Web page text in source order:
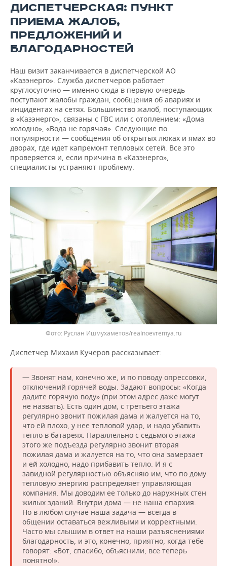
ДИСПЕТЧЕРСКАЯ: ПУНКТ
ПРИЕМА ЖАЛОБ,
ПРЕДЛОЖЕНИЙ И
БЛАГОДАРНОСТЕЙ
Наш визит заканчивается в диспетчерской АО
«Казэнерго». Служба диспетчеров работает
круглосуточно — именно сюда в первую очередь
поступают жалобы граждан, сообщения об авариях и
инцидентах на сетях. Большинство жалоб, поступающих
в «Казэнерго», связаны с ГВС или с отоплением: «Дома
холодно», «Вода не горячая». Следующие по
популярности — сообщения об открытых люках и ямах во
дворах, где идет капремонт тепловых сетей. Все это
проверяется и, если причина в «Казэнерго»,
специалисты устраняют проблему.
Фото: Руслан Ишмухаметов/realnoevremya.ru
Диспетчер Михаил Кучеров рассказывает:
— Звонят нам, конечно же, и по поводу опрессовки,
отключений горячей воды. Задают вопросы: «Когда
дадите горячую воду» (при этом адрес даже могут
не назвать). Есть один дом, с третьего этажа
регулярно звонит пожилая дама и жалуется на то,
что ей плохо, у нее тепловой удар, и надо убавить
тепло в батареях. Параллельно с седьмого этажа
этого же подъезда регулярно звонит вторая
пожилая дама и жалуется на то, что она замерзает
и ей холодно, надо прибавить тепло. И я с
завидной регулярностью объясняю им, что по дому
тепловую энергию распределяет управляющая
компания. Мы доводим ее только до наружных стен
жилых зданий. Внутри дома — не наша епархия.
Но в любом случае наша задача — всегда в
общении оставаться вежливыми и корректными.
Часто мы слышим в ответ на наши разъяснениями
благодарность, и это, конечно, приятно, когда тебе
говорят: «Вот, спасибо, объяснили, все теперь
понятно!».